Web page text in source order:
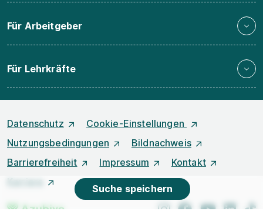
Suche speichern
Für Arbeitgeber
Für Lehrkräfte
Datenschutz
Cookie-Einstellungen
Nutzungsbedingungen
Bildnachweis
Barrierefreiheit
Impressum
Kontakt
instagram
facebook
youtube